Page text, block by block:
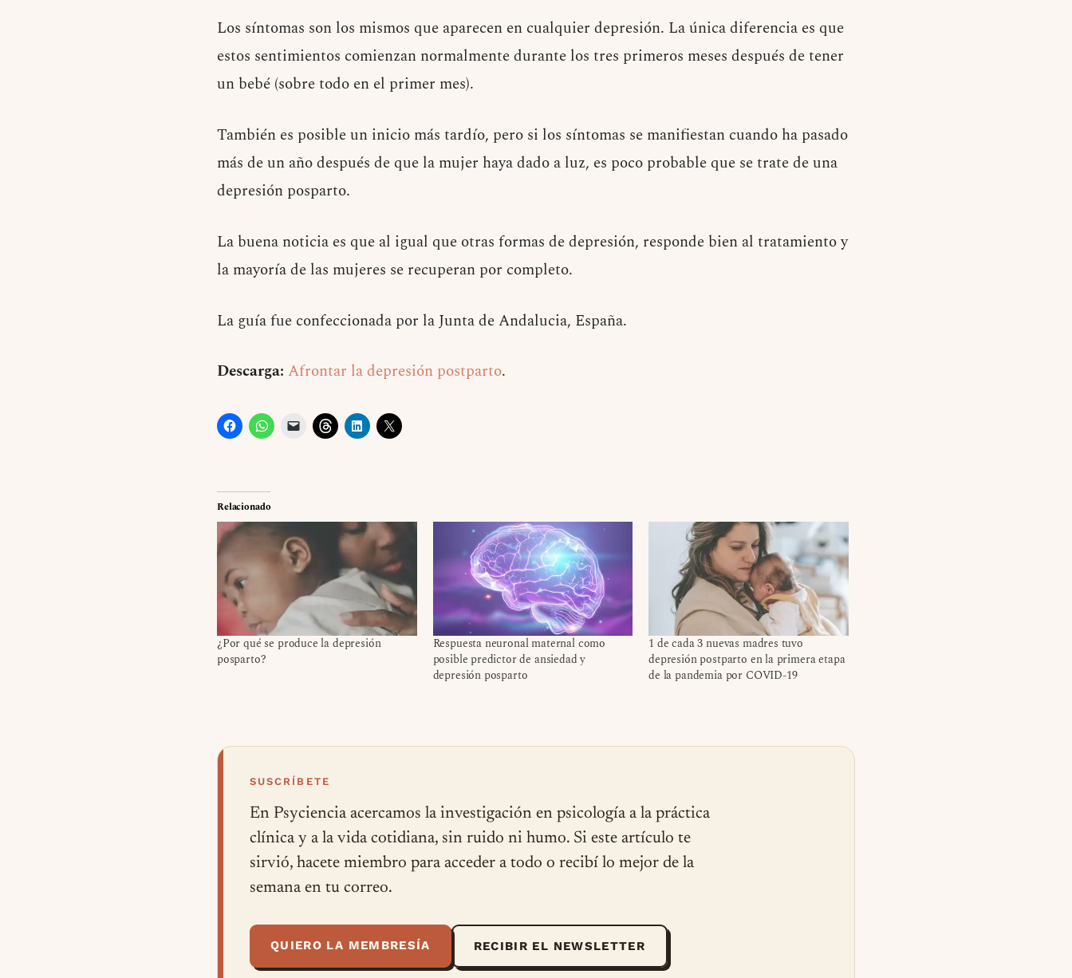
Los síntomas son los mismos que aparecen en cualquier depresión. La única diferencia es que
estos sentimientos comienzan normalmente durante los tres primeros meses después de tener
un bebé (sobre todo en el primer mes).
También es posible un inicio más tardío, pero si los síntomas se manifiestan cuando ha pasado
más de un año después de que la mujer haya dado a luz, es poco probable que se trate de una
depresión posparto.
La buena noticia es que al igual que otras formas de depresión, responde bien al tratamiento y
la mayoría de las mujeres se recuperan por completo.
La guía fue confeccionada por la Junta de Andalucia, España.
Descarga: Afrontar la depresión postparto.
Relacionado
¿Por qué se produce la depresión
posparto?
Respuesta neuronal maternal como
posible predictor de ansiedad y
depresión posparto
1 de cada 3 nuevas madres tuvo
depresión postparto en la primera etapa
de la pandemia por COVID-19
SUSCRÍBETE
En Psyciencia acercamos la investigación en psicología a la práctica
clínica y a la vida cotidiana, sin ruido ni humo. Si este artículo te
sirvió, hacete miembro para acceder a todo o recibí lo mejor de la
semana en tu correo.
QUIERO LA MEMBRESÍA RECIBIR EL NEWSLETTER